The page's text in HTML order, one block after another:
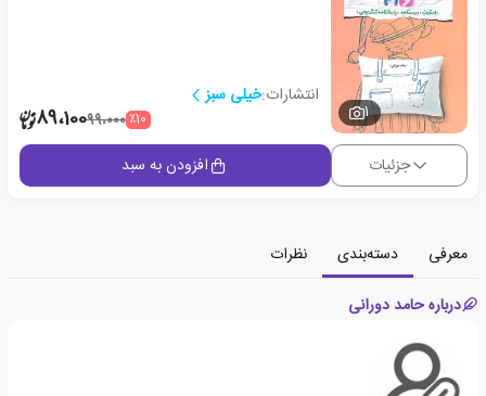
1
انتشارات:خیلی سبز
٪1099،00089،100
جزئیات افزودن به سبد
معرفی دسته‌بندی
نظرات
درباره حامد دورانی